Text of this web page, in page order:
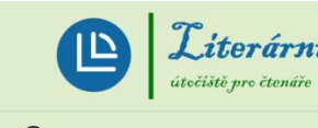
content